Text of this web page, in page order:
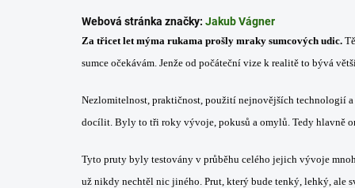
Webová stránka značky: Jakub Vágner
Za třicet let mýma rukama prošly mraky sumcových udic.
sumce očekávám. Jenže od počáteční vize k realitě to bývá
Nezlomitelnost, praktičnost, použití nejnovějších technologií
docílit. Byly to tři roky vývoje, pokusů a omylů. Tedy hlavně
Tyto pruty byly testovány v průběhu celého jejich vývoje
už nikdy nechtěl nic jiného. Prut, který bude tenký, lehký, ale